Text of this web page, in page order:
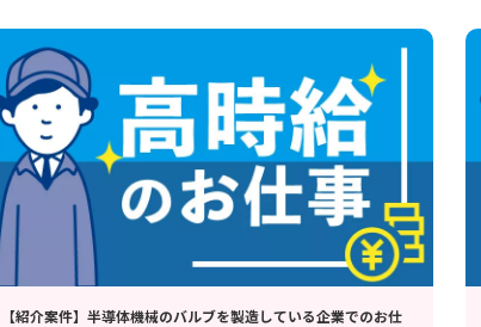
【紹介案件】半導体機械のバルブを製造している企業でのお仕